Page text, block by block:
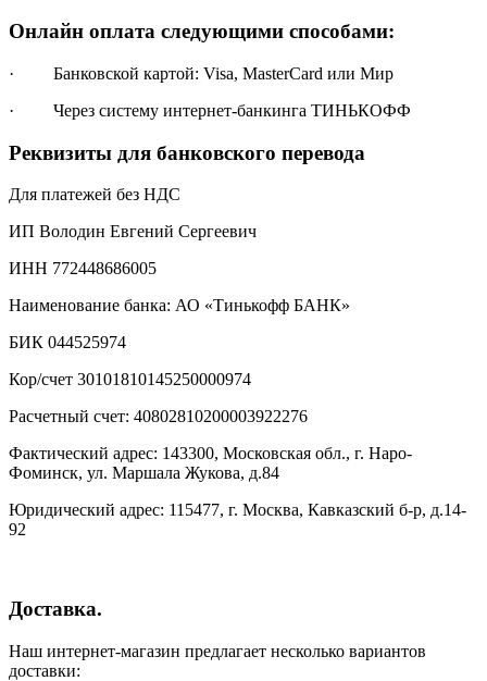
Онлайн оплата следующими способами:
· Банковской картой: Visa, MasterCard или Мир
· Через систему интернет-банкинга ТИНЬКОФФ
Реквизиты для банковского перевода
Для платежей без НДС
ИП Володин Евгений Сергеевич
ИНН 772448686005
Наименование банка: АО «Тинькофф БАНК»
БИК 044525974
Кор/счет 30101810145250000974
Расчетный счет: 40802810200003922276
Фактический адрес: 143300, Московская обл., г. Наро-
Фоминск, ул. Маршала Жукова, д.84
Юридический адрес: 115477, г. Москва, Кавказский б-р, д.14-
92
Доставка.
Наш интернет-магазин предлагает несколько вариантов
доставки: